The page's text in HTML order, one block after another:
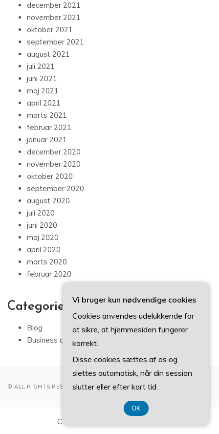
december 2021
november 2021
oktober 2021
september 2021
august 2021
juli 2021
juni 2021
maj 2021
april 2021
marts 2021
februar 2021
januar 2021
december 2020
november 2020
oktober 2020
september 2020
august 2020
juli 2020
juni 2020
maj 2020
april 2020
marts 2020
februar 2020
Categories
Blog
Business artikler
© ALL RIGHTS RESERVED 2022
CVR-Nummer DK374 077 39
Vi bruger kun nødvendige cookies
Cookies anvendes udelukkende for
at sikre, at hjemmesiden fungerer
korrekt.
Disse cookies sættes af os og
slettes automatisk, når din session
slutter eller efter kort tid.
OK